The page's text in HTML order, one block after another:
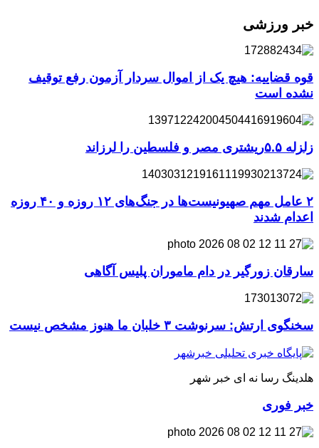
خبر ورزشی
قوه قضاییه: هیچ یک از اموال سردار آزمون رفع توقیف
نشده است
زلزله ۵.۵ریشتری مصر و فلسطین را لرزاند
۲ عامل مهم صهیونیست‌ها در جنگ‌های ۱۲ روزه و ۴۰ روزه
اعدام شدند
سارقان زورگیر در دام ماموران پلیس آگاهی
سخنگوی ارتش: سرنوشت ۳ خلبان ما هنوز مشخص نیست
هلدینگ رسا نه ای خبر شهر
خبر فوری